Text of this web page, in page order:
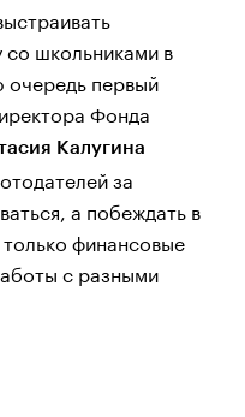
школьниками в
очередь первый
Фонда
Калугина
за
а побеждать в
финансовые
с разными